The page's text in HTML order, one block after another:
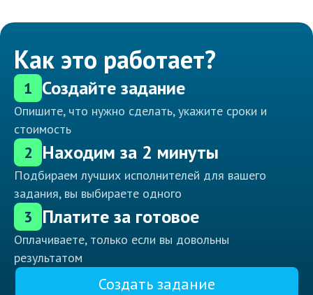
Как это работает?
1 Создайте задание
Опишите, что нужно сделать, укажите сроки и
стоимость
2 Находим за 2 минуты
Подбираем лучших исполнителей для вашего
задания, вы выбираете одного
3 Платите за готовое
Оплачиваете, только если вы довольны
результатом
Создать задание